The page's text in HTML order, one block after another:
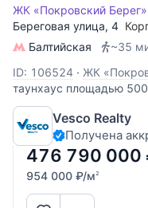
ЖК «Покровский Берег»
Береговая улица, 4
Балтийская
~35
ID: 106524 · ЖК
таунхаус площадью
Покровский Берег.
современном стиле,
Цоколь с окнами
кухню с барной стойкой,
Vesco Realty
Получена
476 790 000
954 000 ₽/м2